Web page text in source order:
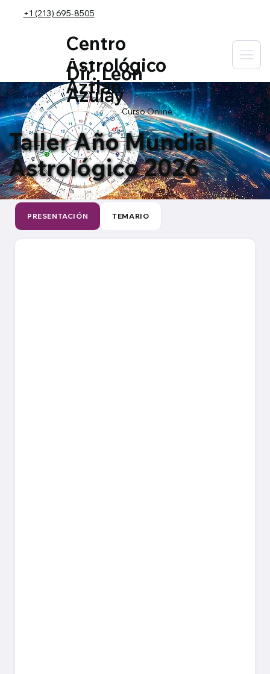
+1 (213) 695-8505
Centro
Astrológico
Aztlan
Dir. León
Azulay
Curso Online
Taller Año Mundial
Astrológico 2026
PRESENTACIÓN TEMARIO